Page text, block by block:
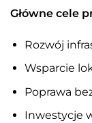
Główne cele
Rozwój
Wsparcie
Poprawa
Inwestycje